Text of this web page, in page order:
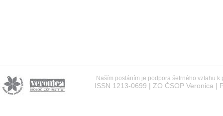
Naším posláním je podpora šetrného vztahu
ISSN 1213-0699 | ZO ČSOP Veronica |